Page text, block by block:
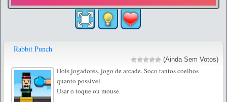
Rabbit Punch
(Ainda Sem Votos)
Dois jogadores, jogo de arcade. Soco tantos coelhos
quanto possível.
Usar o toque ou mouse.